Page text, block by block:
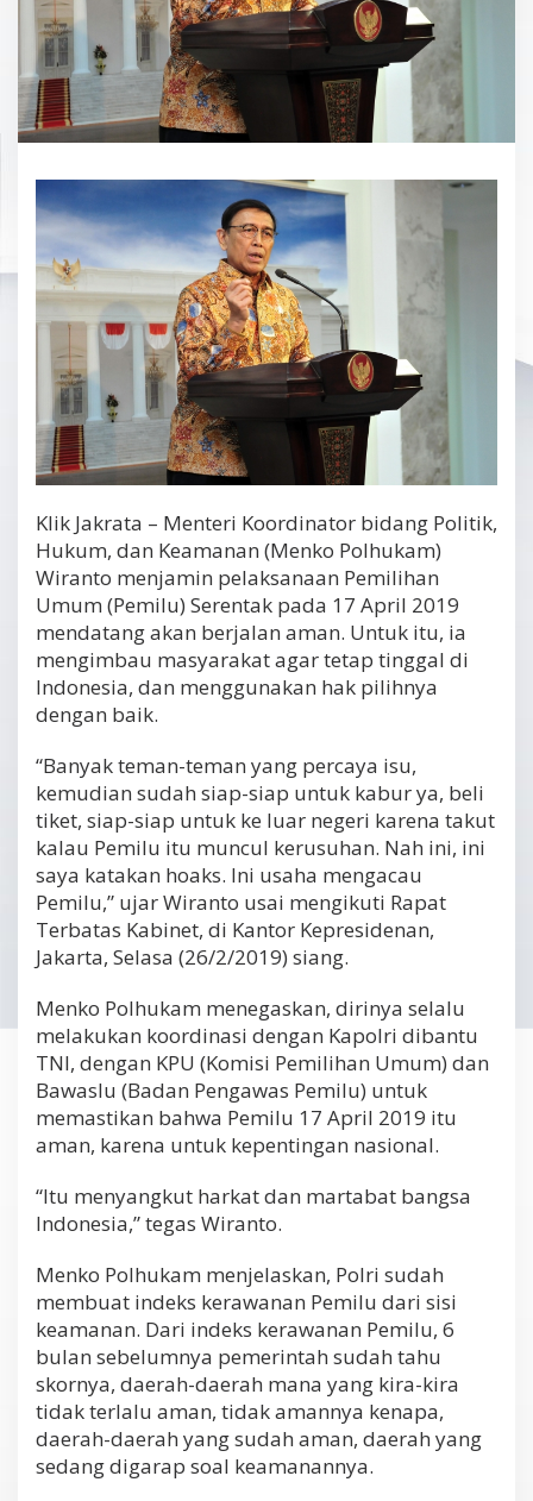
Klik Jakrata – Menteri Koordinator bidang Politik,
Hukum, dan Keamanan (Menko Polhukam)
Wiranto menjamin pelaksanaan Pemilihan
Umum (Pemilu) Serentak pada 17 April 2019
mendatang akan berjalan aman. Untuk itu, ia
mengimbau masyarakat agar tetap tinggal di
Indonesia, dan menggunakan hak pilihnya
dengan baik.
“Banyak teman-teman yang percaya isu,
kemudian sudah siap-siap untuk kabur ya, beli
tiket, siap-siap untuk ke luar negeri karena takut
kalau Pemilu itu muncul kerusuhan. Nah ini, ini
saya katakan hoaks. Ini usaha mengacau
Pemilu,” ujar Wiranto usai mengikuti Rapat
Terbatas Kabinet, di Kantor Kepresidenan,
Jakarta, Selasa (26/2/2019) siang.
Menko Polhukam menegaskan, dirinya selalu
melakukan koordinasi dengan Kapolri dibantu
TNI, dengan KPU (Komisi Pemilihan Umum) dan
Bawaslu (Badan Pengawas Pemilu) untuk
memastikan bahwa Pemilu 17 April 2019 itu
aman, karena untuk kepentingan nasional.
“Itu menyangkut harkat dan martabat bangsa
Indonesia,” tegas Wiranto.
Menko Polhukam menjelaskan, Polri sudah
membuat indeks kerawanan Pemilu dari sisi
keamanan. Dari indeks kerawanan Pemilu, 6
bulan sebelumnya pemerintah sudah tahu
skornya, daerah-daerah mana yang kira-kira
tidak terlalu aman, tidak amannya kenapa,
daerah-daerah yang sudah aman, daerah yang
sedang digarap soal keamanannya.